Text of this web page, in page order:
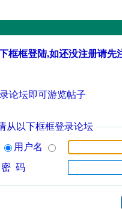
框框登陆,如还没注册请先
论坛即可游览帖子
从以下框框登录论坛
用户名
密 码